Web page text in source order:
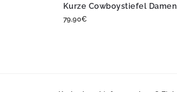
Kurze Cowboystiefel Damen
79,90€